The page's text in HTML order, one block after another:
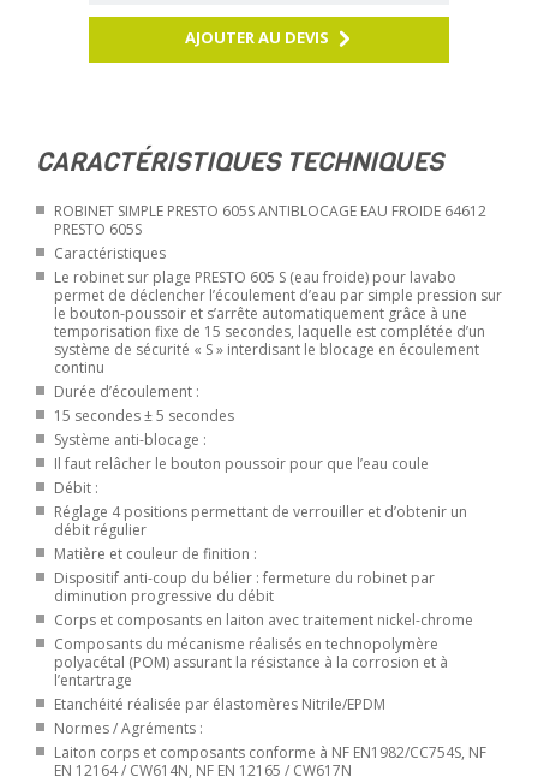
AJOUTER AU DEVIS
CARACTÉRISTIQUES TECHNIQUES
ROBINET SIMPLE PRESTO 605S ANTIBLOCAGE EAU FROIDE 64612
PRESTO 605S
Caractéristiques
Le robinet sur plage PRESTO 605 S (eau froide) pour lavabo
permet de déclencher l’écoulement d’eau par simple pression sur
le bouton-poussoir et s’arrête automatiquement grâce à une
temporisation fixe de 15 secondes, laquelle est complétée d’un
système de sécurité « S » interdisant le blocage en écoulement
continu
Durée d’écoulement :
15 secondes ± 5 secondes
Système anti-blocage :
Il faut relâcher le bouton poussoir pour que l’eau coule
Débit :
Réglage 4 positions permettant de verrouiller et d’obtenir un
débit régulier
Matière et couleur de finition :
Dispositif anti-coup du bélier : fermeture du robinet par
diminution progressive du débit
Corps et composants en laiton avec traitement nickel-chrome
Composants du mécanisme réalisés en technopolymère
polyacétal (POM) assurant la résistance à la corrosion et à
l’entartrage
Etanchéité réalisée par élastomères Nitrile/EPDM
Normes / Agréments :
Laiton corps et composants conforme à NF EN1982/CC754S, NF
EN 12164 / CW614N, NF EN 12165 / CW617N